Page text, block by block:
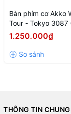
Bàn phím cơ Akko
Tour - Tokyo 3087
switch)
1.250.000₫
THÔNG TIN CHUNG